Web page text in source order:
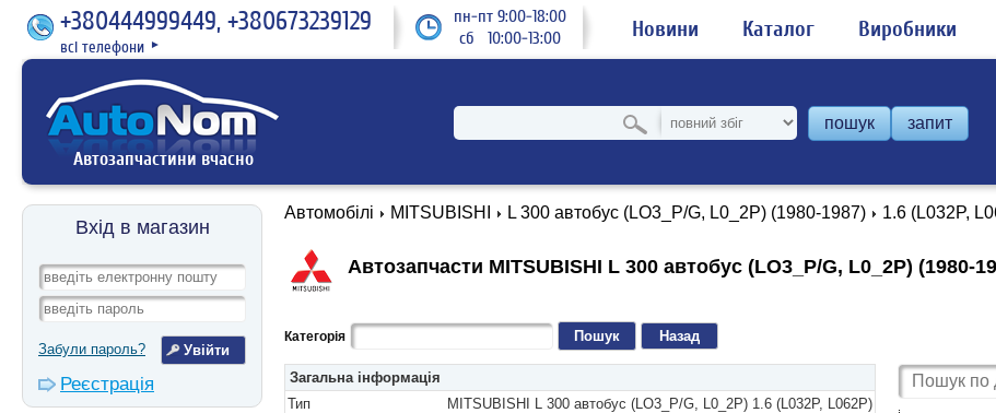
+380444999449, +380673239129
всі телефони ►
пн-пт 9:00-18:00
сб 10:00-13:00
Новини Каталог Виробники
Автозапчастини вчасно
пошук запит
Вхід в магазин
Забули пароль?
Реєстрація
Автомобілі MITSUBISHI L 300 автобус (LO3_P/G, L0_2P) (1980-1987) 1.6 (L032P,
Автозапчасти MITSUBISHI L 300 автобус (LO3_P/G, L0_2P) (1980-
Категорія Назад
Загальна інформація
Тип
MITSUBISHI L 300 автобус (LO3_P/G, L0_2P) 1.6 (L032P, L062P)